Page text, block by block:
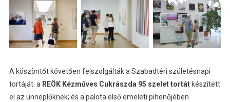
A köszöntőt követően felszolgálták a Szabadtéri születésnapi
tortáját: a REÖK Kézműves Cukrászda 95 szelet tortát készített
el az ünneplőknek; és a palota első emeleti pihenőjében